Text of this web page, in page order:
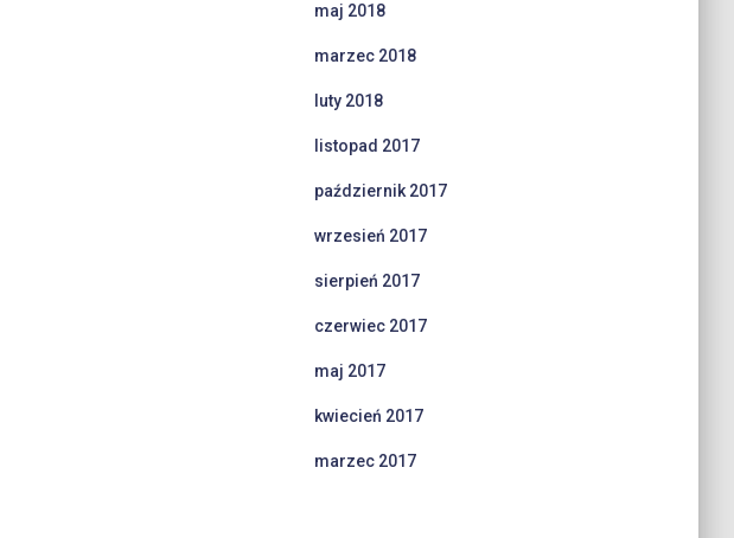
maj 2018
marzec 2018
luty 2018
listopad 2017
październik 2017
wrzesień 2017
sierpień 2017
czerwiec 2017
maj 2017
kwiecień 2017
marzec 2017